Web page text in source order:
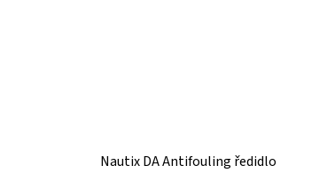
Nautix DA Antifouling ředidlo